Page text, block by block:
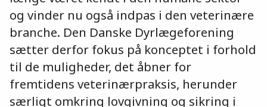
og vinder nu også indpas i den veterinære
branche. Den Danske Dyrlægeforening
sætter derfor fokus på konceptet i forhold
til de muligheder, det åbner for
fremtidens veterinærpraksis, herunder
særligt omkring lovgivning og sikring i